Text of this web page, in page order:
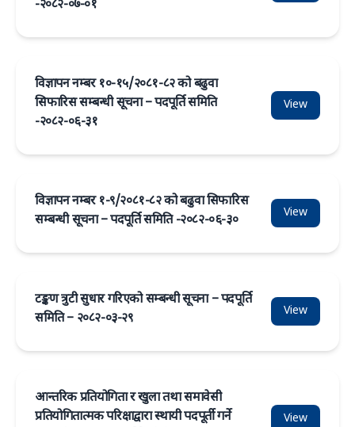
-२०८२-०७-०१
विज्ञापन नम्बर १०-१५/२०८१-८२ को बढुवा
सिफारिस सम्बन्धी सूचना – पदपूर्ति समिति
-२०८२-०६-३१
View
विज्ञापन नम्बर १-९/२०८१-८२ को बढुवा सिफारिस
सम्बन्धी सूचना – पदपूर्ति समिति -२०८२-०६-३०
View
टङ्कण त्रुटी सुधार गरिएको सम्बन्धी सूचना – पदपूर्ति
समिति – २०८२-०३-२९
View
आन्तरिक प्रतियोगिता र खुला तथा समावेसी
प्रतियोगितात्मक परिक्षाद्वारा स्थायी पदपूर्ती गर्ने
View